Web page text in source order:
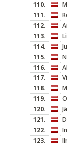
110.
111.
112.
113.
114.
115.
116.
117.
118.
119.
120.
121.
122.
123.